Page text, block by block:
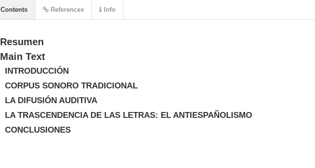
Resumen
Main Text
INTRODUCCIÓN
CORPUS SONORO TRADICIONAL
LA DIFUSIÓN AUDITIVA
LA TRASCENDENCIA DE LAS LETRAS: EL ANTIESPAÑOLISMO
CONCLUSIONES
Contents References Info